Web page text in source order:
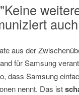
aus der
für Samsung
dass Samsung
nennt. Das ist